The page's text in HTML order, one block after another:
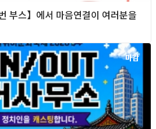
부스】에서 마음연결이 여러분을
마감